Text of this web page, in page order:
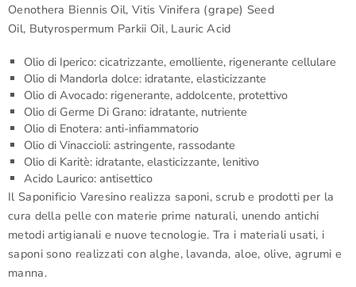
Oenothera Biennis Oil, Vitis Vinifera (grape) Seed
Oil, Butyrospermum Parkii Oil, Lauric Acid
Olio di Iperico: cicatrizzante, emolliente, rigenerante cellulare
Olio di Mandorla dolce: idratante, elasticizzante
Olio di Avocado: rigenerante, addolcente, protettivo
Olio di Germe Di Grano: idratante, nutriente
Olio di Enotera: anti-infiammatorio
Olio di Vinaccioli: astringente, rassodante
Olio di Karitè: idratante, elasticizzante, lenitivo
Acido Laurico: antisettico
Il Saponificio Varesinorealizza saponi, scrub e prodotti per la
cura della pelle con materie prime naturali, unendo antichi
metodi artigianali e nuove tecnologie. Tra i materiali usati, i
saponi sono realizzati con alghe, lavanda, aloe, olive, agrumi e
manna.